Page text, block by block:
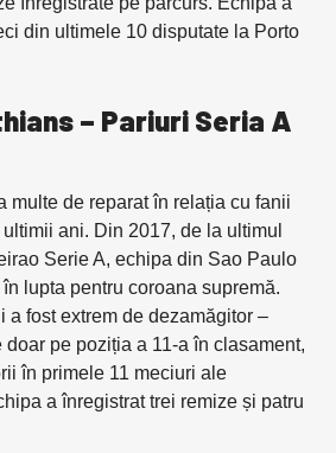
din ultimele 10 disputate la Porto
– Pariuri Seria A
multe de reparat în relația cu fanii
ani. Din 2017, de la ultimul
Serie A, echipa din Sao Paulo
lupta pentru coroana supremă.
a fost extrem de dezamăgitor –
pe poziția a 11-a în clasament,
în primele 11 meciuri ale
a înregistrat trei remize și patru